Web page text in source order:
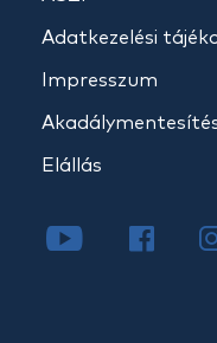
Adatkezelési
Impresszum
Elállás